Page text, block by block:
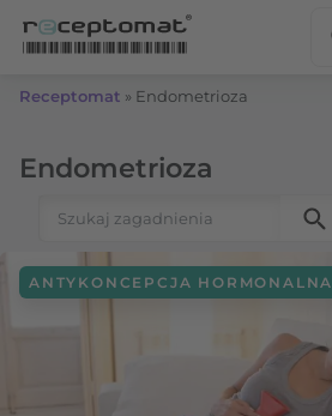
Receptomat » Endometrioza
Endometrioza
Szukaj:
ANTYKONCEPCJA HORMONALNA